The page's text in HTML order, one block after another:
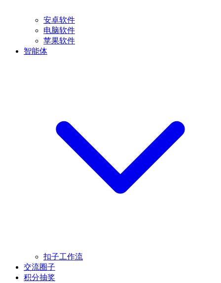
安卓软件
电脑软件
苹果软件
智能体
扣子工作流
交流圈子
积分抽奖